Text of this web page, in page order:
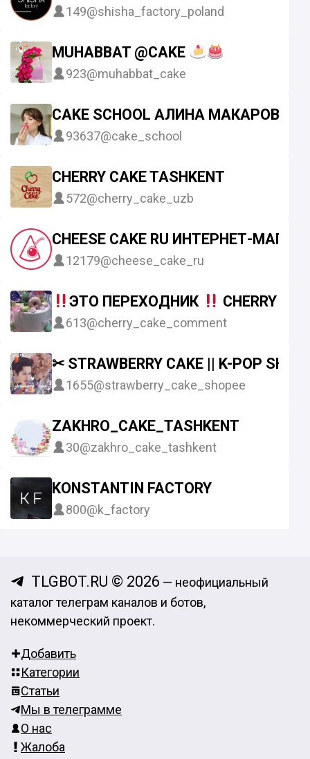
149@shisha_factory_poland
MUHABBAT @CAKE
923@muhabbat_cake
CAKE SCHOOL АЛИНА МАКАРОВА
93637@cake_school
CHERRY CAKE TASHKENT
572@cherry_cake_uzb
CHEESE CAKE RU ИНТЕРНЕТ-
12179@cheese_cake_ru
ЭТО ПЕРЕХОДНИК CHERRY
613@cherry_cake_comment
✂︎ STRAWBERRY CAKE || K-POP SHOP
1655@strawberry_cake_shopee
ZAKHRO_CAKE_TASHKENT
30@zakhro_cake_tashkent
KONSTANTIN FACTORY
800@k_factory
TLGBOT.RU © 2026 — неофициальный
каталог телеграм каналов и ботов,
некоммерческий проект.
Добавить
Категории
Статьи
Мы в телеграмме
О нас
Жалоба